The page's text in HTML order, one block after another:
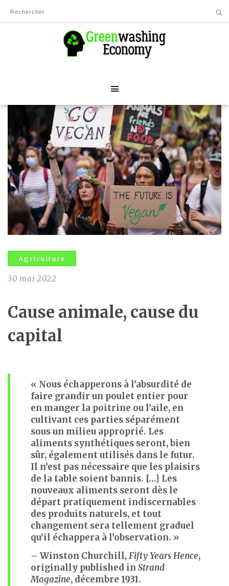
Agriculture
30 mai 2022
Cause animale, cause du
capital
« Nous échapperons à l’absurdité de
faire grandir un poulet entier pour
en manger la poitrine ou l’aile, en
cultivant ces parties séparément
sous un milieu approprié. Les
aliments synthétiques seront, bien
sûr, également utilisés dans le futur.
Il n’est pas nécessaire que les plaisirs
de la table soient bannis. […] Les
nouveaux aliments seront dès le
départ pratiquement indiscernables
des produits naturels, et tout
changement sera tellement graduel
qu’il échappera à l’observation. »
– Winston Churchill,Fifty Years Hence,
originally published in Strand
Magazine, décembre 1931.